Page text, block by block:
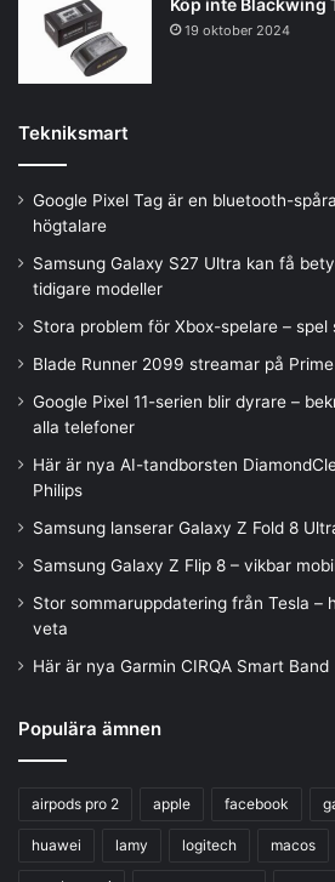
19 oktober 2024
Tekniksmart
Google Pixel Tag är en bluetooth-
högtalare
Samsung Galaxy S27 Ultra kan få
tidigare modeller
Stora problem för Xbox-spelare – spel
Blade Runner 2099 streamar på
Google Pixel 11-serien blir dyrare –
alla telefoner
Här är nya AI-tandborsten
Philips
Samsung lanserar Galaxy Z Fold 8
Samsung Galaxy Z Flip 8 – vikbar
Stor sommaruppdatering från Tesla –
veta
Här är nya Garmin CIRQA Smart Band
Populära ämnen
airpods pro 2 apple facebook
huawei lamy logitech macos